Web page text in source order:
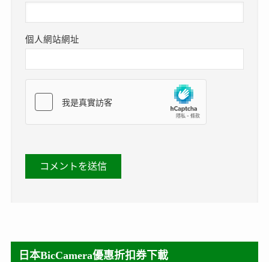
個人網站網址
日本BicCamera優惠折扣券下載